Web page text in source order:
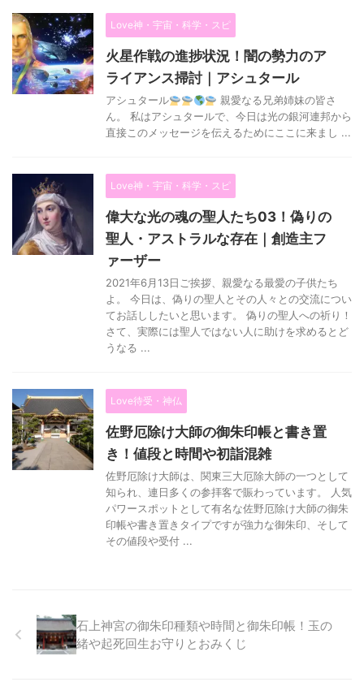
Love神・宇宙・科学・スピ
火星作戦の進捗状況！闇の勢力のア
ライアンス掃討｜アシュタール
アシュタール
親愛なる兄弟姉妹の皆さ
ん。 私はアシュタールで、今日は光の銀河連邦から
直接このメッセージを伝えるためにここに来まし ...
Love神・宇宙・科学・スピ
偉大な光の魂の聖人たち03！偽りの
聖人・アストラルな存在｜創造主フ
ァーザー
2021年6月13日ご挨拶、親愛なる最愛の子供たち
よ。 今日は、偽りの聖人とその人々との交流につい
てお話ししたいと思います。 偽りの聖人への祈り！
さて、実際には聖人ではない人に助けを求めるとど
うなる ...
Love待受・神仏
佐野厄除け大師の御朱印帳と書き置
き！値段と時間や初詣混雑
佐野厄除け大師は、関東三大厄除大師の一つとして
知られ、連日多くの参拝客で賑わっています。 人気
パワースポットとして有名な佐野厄除け大師の御朱
印帳や書き置きタイプですが強力な御朱印、そして
その値段や受付 ...
石上神宮の御朱印種類や時間と御朱印帳！玉の
緒や起死回生お守りとおみくじ